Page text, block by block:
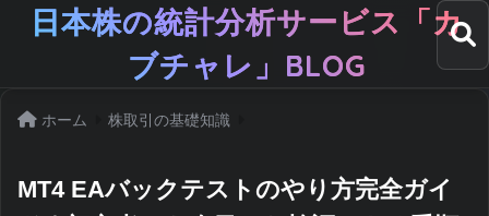
日本株の統計分析サービス「カ
ブチャレ」BLOG
ホーム 株取引の基礎知識
MT4 EAバックテストのやり方完全ガイ